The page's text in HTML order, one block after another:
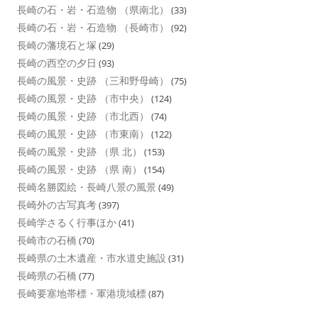
長崎の石・岩・石造物 （県南北） (33)
長崎の石・岩・石造物 （長崎市） (92)
長崎の藩境石と塚 (29)
長崎の西空の夕日 (93)
長崎の風景・史跡 （三和野母崎） (75)
長崎の風景・史跡 （市中央） (124)
長崎の風景・史跡 （市北西） (74)
長崎の風景・史跡 （市東南） (122)
長崎の風景・史跡 （県 北） (153)
長崎の風景・史跡 （県 南） (154)
長崎名勝図絵・長崎八景の風景 (49)
長崎外の古写真考(397)
長崎学さるく行事ほか(41)
長崎市の石橋 (70)
長崎県の土木遺産・市水道史施設 (31)
長崎県の石橋 (77)
長崎要塞地帯標・軍港境域標(87)